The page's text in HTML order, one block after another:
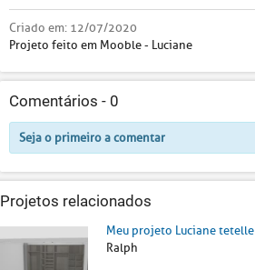
Criado em: 12/07/2020
Projeto feito em Mooble - Luciane
Comentários - 0
Seja o primeiro a comentar
Projetos relacionados
Meu projeto Luciane tetelle
Ralph